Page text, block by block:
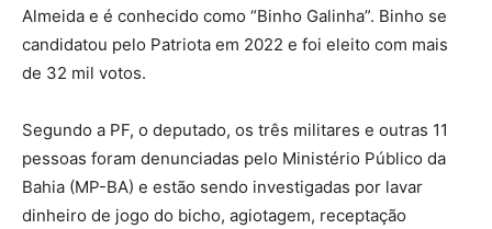
Almeida e é conhecido como “Binho Galinha”. Binho se
candidatou pelo Patriota em 2022 e foi eleito com mais
de 32 mil votos.
Segundo a PF, o deputado, os três militares e outras 11
pessoas foram denunciadas pelo Ministério Público da
Bahia (MP-BA) e estão sendo investigadas por lavar
dinheiro de jogo do bicho, agiotagem, receptação